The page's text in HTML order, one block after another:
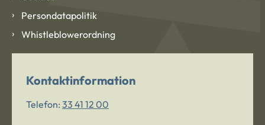
Persondatapolitik
Whistleblowerordning
Kontaktinformation
Telefon: 33 41 12 00